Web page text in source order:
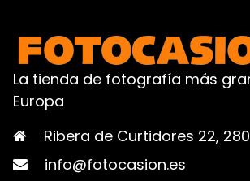
La tienda de fotografía más
Europa
Ribera de Curtidores 22,
info@fotocasion.es